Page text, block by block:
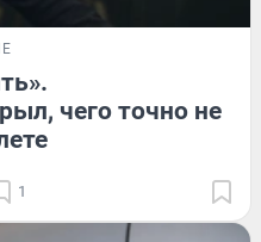
чего точно не
1